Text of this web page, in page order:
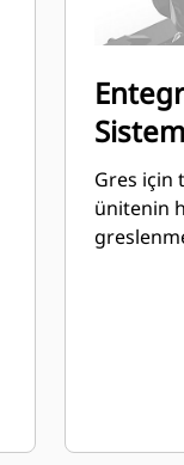
Gres için
ünitenin